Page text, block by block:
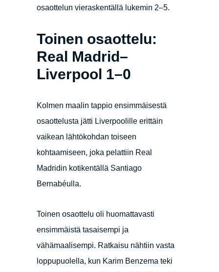
osaottelun vieraskentällä lukemin 2–5.
Toinen osaottelu:
Real Madrid–
Liverpool 1–0
Kolmen maalin tappio ensimmäisestä
osaottelusta jätti Liverpoolille erittäin
vaikean lähtökohdan toiseen
kohtaamiseen, joka pelattiin Real
Madridin kotikentällä Santiago
Bernabéulla.
Toinen osaottelu oli huomattavasti
ensimmäistä tasaisempi ja
vähämaalisempi. Ratkaisu nähtiin vasta
loppupuolella, kun Karim Benzema teki